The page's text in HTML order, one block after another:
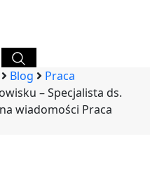
Blog
Praca
– Specjalista ds.
wiadomości Praca